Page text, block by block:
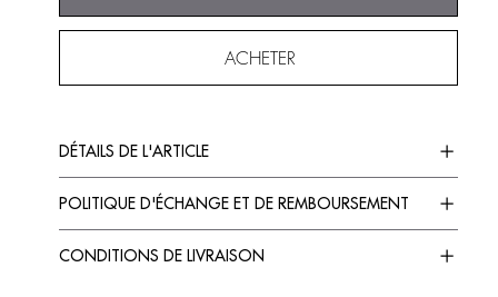
ACHETER
DÉTAILS DE L'ARTICLE
POLITIQUE D'ÉCHANGE ET DE REMBOURSEMENT
CONDITIONS DE LIVRAISON